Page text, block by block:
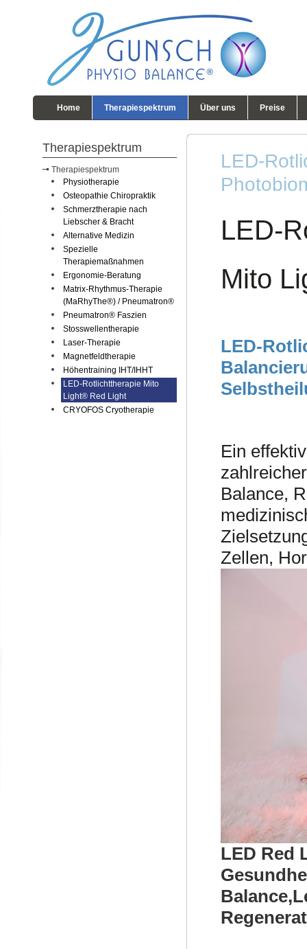
Home Therapiespektrum Über uns Preise
Therapiespektrum
Therapiespektrum
Physiotherapie
Osteopathie Chiropraktik
Schmerztherapie nach
Liebscher & Bracht
Alternative Medizin
Spezielle
Therapiemaßnahmen
Ergonomie-Beratung
Matrix-Rhythmus-Therapie
(MaRhyThe®) / Pneumatron®
Pneumatron® Faszien
Stosswellentherapie
Laser-Therapie
Magnetfeldtherapie
Höhentraining IHT/IHHT
LED-Rotlichttherapie Mito
Light® Red Light
CRYOFOS Cryotherapie
LED-
LED-
Mito
LED-
Ein
Balance,
Zellen,
LED Red
Balance,